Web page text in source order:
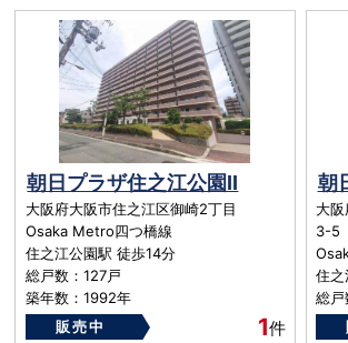
朝日プラザ住之江公園II
大阪府大阪市住之江区御崎2丁目
Osaka Metro四つ橋線
住之江公園駅 徒歩14分
総戸数：127戸
築年数：1992年
販売中
1件
朝
大
3-5
住之
総戸
築